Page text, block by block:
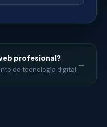
profesional?
de tecnología digital →